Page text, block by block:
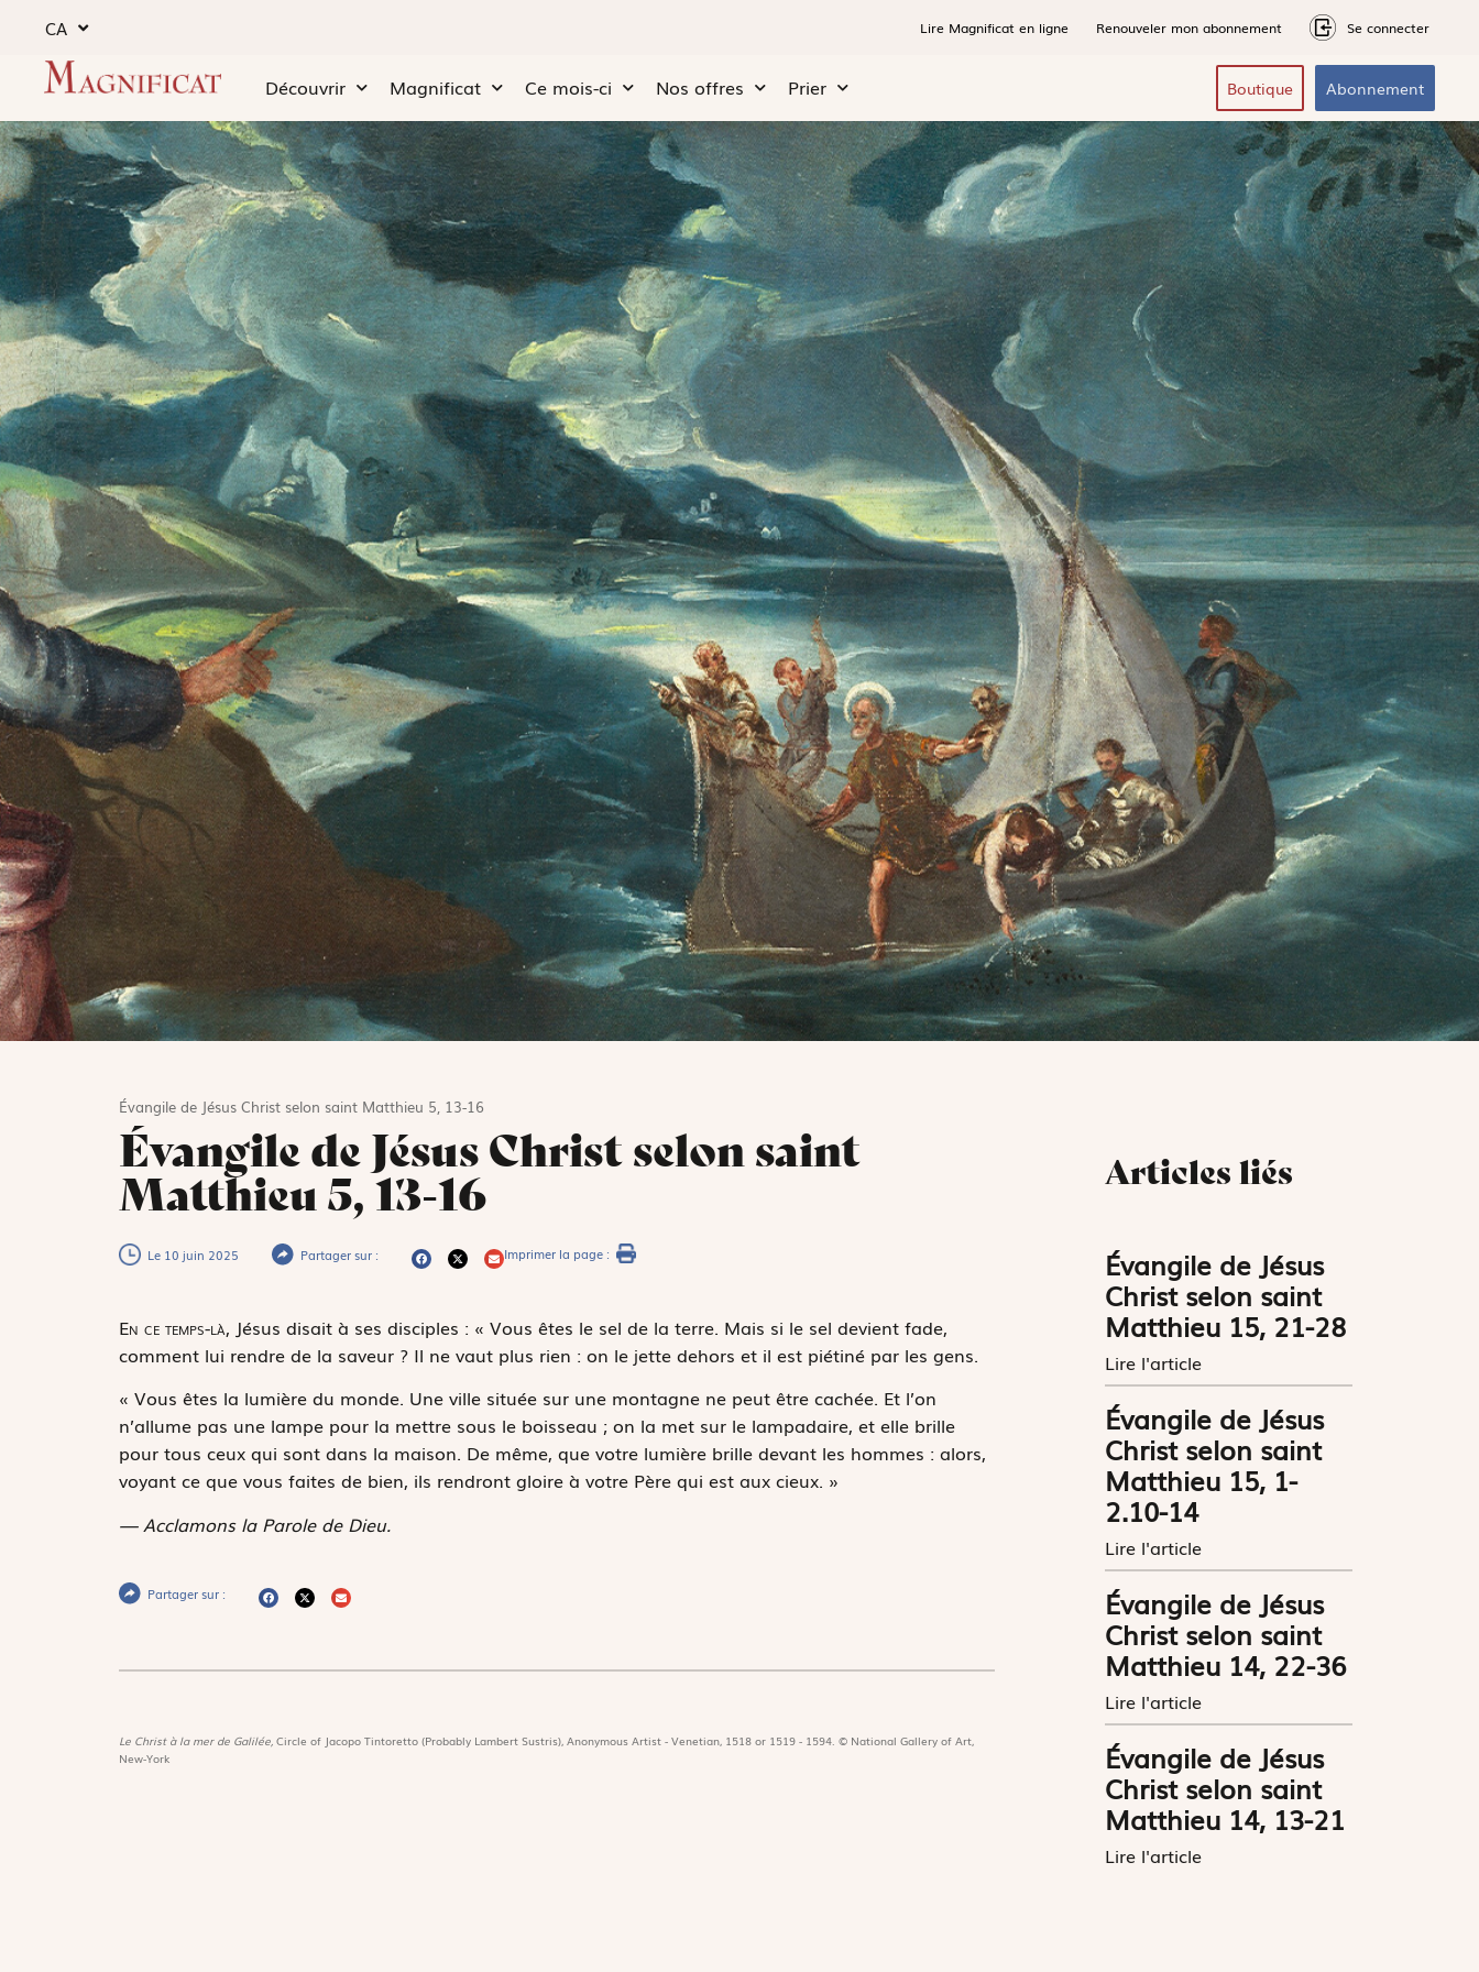
CA Lire Magnificat en ligne Renouveler mon abonnement Se connecter
Découvrir Magnificat Ce mois-ci Nos offres Prier Boutique Abonnement
Évangile de Jésus Christ selon saint Matthieu 5, 13-16
Évangile de Jésus Christ selon saint
Matthieu 5, 13-16
Le 10 juin 2025 Partager sur : Imprimer la page :
En ce temps-là, Jésus disait à ses disciples : « Vous êtes le sel de la terre. Mais si le sel devient fade,
comment lui rendre de la saveur ? Il ne vaut plus rien : on le jette dehors et il est piétiné par les gens.
« Vous êtes la lumière du monde. Une ville située sur une montagne ne peut être cachée. Et l’on
n’allume pas une lampe pour la mettre sous le boisseau ; on la met sur le lampadaire, et elle brille
pour tous ceux qui sont dans la maison. De même, que votre lumière brille devant les hommes : alors,
voyant ce que vous faites de bien, ils rendront gloire à votre Père qui est aux cieux. »
— Acclamons la Parole de Dieu.
Partager sur :
Le Christ à la mer de Galilée, Circle of Jacopo Tintoretto (Probably Lambert Sustris), Anonymous Artist - Venetian, 1518 or 1519 - 1594. © National Gallery of Art,
New-York
Articles liés
Évangile de Jésus
Christ selon saint
Matthieu 15, 21-28
Lire l'article
Évangile de Jésus
Christ selon saint
Matthieu 15, 1-
2.10-14
Lire l'article
Évangile de Jésus
Christ selon saint
Matthieu 14, 22-36
Lire l'article
Évangile de Jésus
Christ selon saint
Matthieu 14, 13-21
Lire l'article